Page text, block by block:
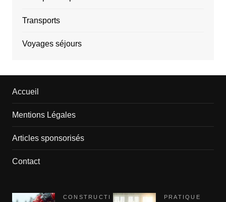
Transports
Voyages séjours
Accueil
Mentions Légales
Articles sponsorisés
Contact
CONSTRUCTI
PRATIQUE